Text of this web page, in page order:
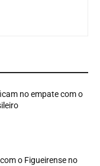
no empate com o
o Figueirense no